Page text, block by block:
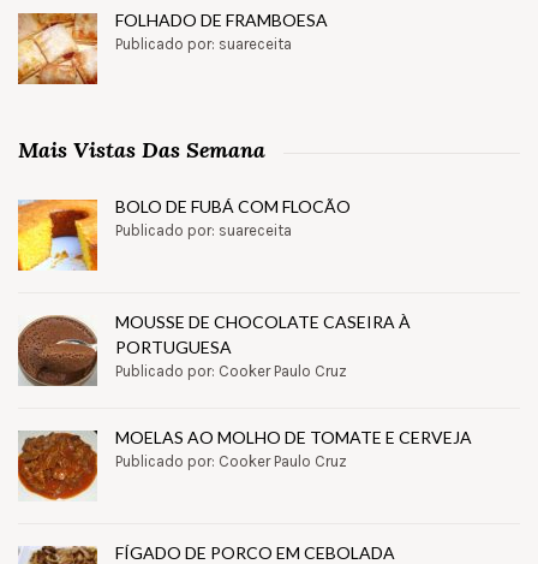
FOLHADO DE FRAMBOESA
Publicado por: suareceita
Mais Vistas Das Semana
BOLO DE FUBÁ COM FLOCÃO
Publicado por: suareceita
MOUSSE DE CHOCOLATE CASEIRA À
PORTUGUESA
Publicado por: Cooker Paulo Cruz
MOELAS AO MOLHO DE TOMATE E CERVEJA
Publicado por: Cooker Paulo Cruz
FÍGADO DE PORCO EM CEBOLADA